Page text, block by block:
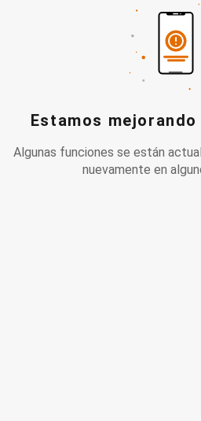
Estamos
Algunas funciones se están
nuevamente en